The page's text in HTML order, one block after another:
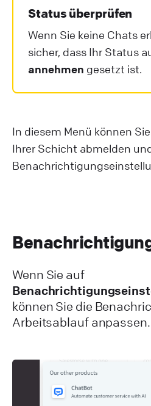
Status überprüfen
Wenn Sie keine Chats
sicher, dass Ihr Status
annehmen gesetzt ist.
In diesem Menü können
Ihrer Schicht abmelden
Wenn Sie auf
können Sie die
Arbeitsablauf anpassen.